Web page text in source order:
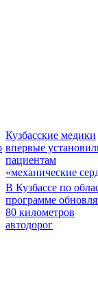
Кузбасские медики
впервые
пациентам
«механические
В Кузбассе по
программе
80 километров
автодорог